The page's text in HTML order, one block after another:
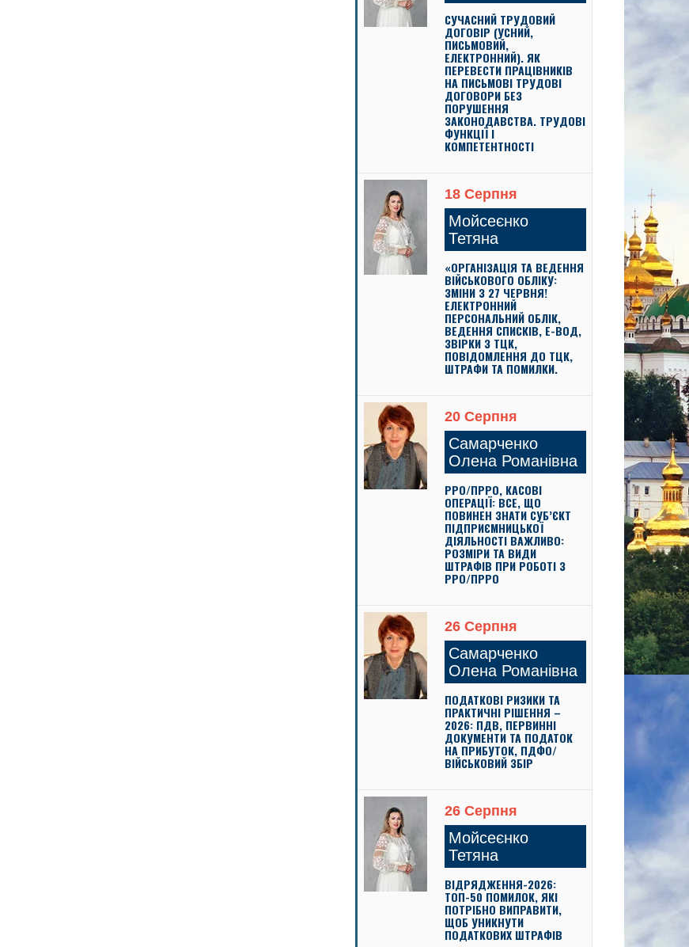
СУЧАСНИЙ ТРУДОВИЙ
ДОГОВІР (УСНИЙ,
ПИСЬМОВИЙ,
ЕЛЕКТРОННИЙ). ЯК
ПЕРЕВЕСТИ ПРАЦІВНИКІВ
НА ПИСЬМОВІ ТРУДОВІ
ДОГОВОРИ БЕЗ
ПОРУШЕННЯ
ЗАКОНОДАВСТВА. ТРУДОВІ
ФУНКЦІЇ І
КОМПЕТЕНТНОСТІ
18 Серпня
Мойсеєнко
Тетяна
«ОРГАНІЗАЦІЯ ТА ВЕДЕННЯ
ВІЙСЬКОВОГО ОБЛІКУ:
ЗМІНИ З 27 ЧЕРВНЯ!
ЕЛЕКТРОННИЙ
ПЕРСОНАЛЬНИЙ ОБЛІК,
ВЕДЕННЯ СПИСКІВ, Е-ВОД,
ЗВІРКИ З ТЦК,
ПОВІДОМЛЕННЯ ДО ТЦК,
ШТРАФИ ТА ПОМИЛКИ.
20 Серпня
Самарченко
Олена Романівна
РРО/ПРРО, КАСОВІ
ОПЕРАЦІЇ: ВСЕ, ЩО
ПОВИНЕН ЗНАТИ СУБ’ЄКТ
ПІДПРИЄМНИЦЬКОЇ
ДІЯЛЬНОСТІ ВАЖЛИВО:
РОЗМІРИ ТА ВИДИ
ШТРАФІВ ПРИ РОБОТІ З
РРО/ПРРО
26 Серпня
Самарченко
Олена Романівна
ПОДАТКОВІ РИЗИКИ ТА
ПРАКТИЧНІ РІШЕННЯ –
2026: ПДВ, ПЕРВИННІ
ДОКУМЕНТИ ТА ПОДАТОК
НА ПРИБУТОК, ПДФО/
ВІЙСЬКОВИЙ ЗБІР
26 Серпня
Мойсеєнко
Тетяна
ВІДРЯДЖЕННЯ-2026:
ТОП-50 ПОМИЛОК, ЯКІ
ПОТРІБНО ВИПРАВИТИ,
ЩОБ УНИКНУТИ
ПОДАТКОВИХ ШТРАФІВ